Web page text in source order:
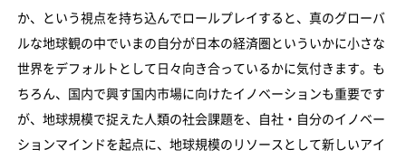
か、という視点を持ち込んでロールプレイすると、真のグローバ
ルな地球観の中でいまの自分が日本の経済圏といういかに小さな
世界をデフォルトとして日々向き合っているかに気付きます。も
ちろん、国内で興す国内市場に向けたイノベーションも重要です
が、地球規模で捉えた人類の社会課題を、自社・自分のイノベー
ションマインドを起点に、地球規模のリソースとして新しいアイ